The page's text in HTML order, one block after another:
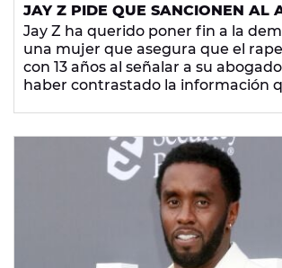
JAY Z PIDE QUE SANCIONEN AL
DE QUIEN LO ACUSA DE
NO INVESTIGAR LA VERSIÓN DE
Jay Z ha querido poner fin a la
una mujer que asegura que el
con 13 años al señalar a su
haber contrastado la información